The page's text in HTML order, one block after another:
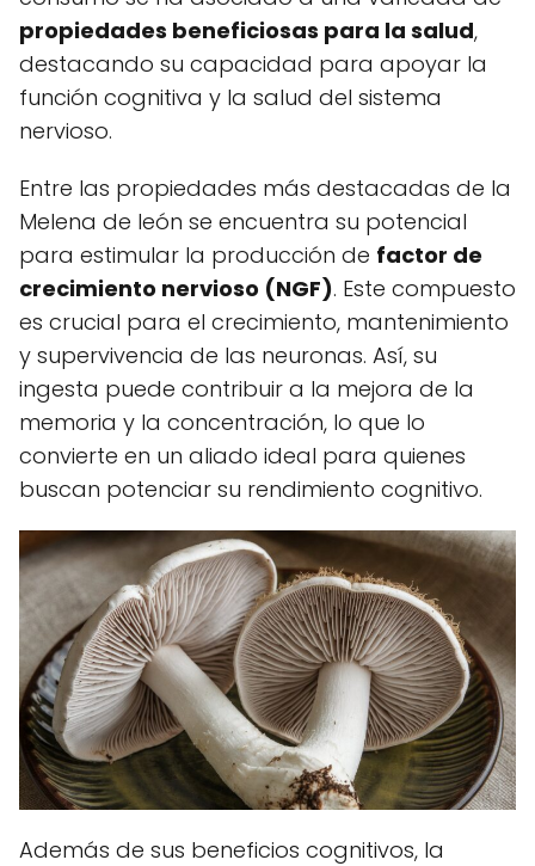
propiedades beneficiosas para la salud,
destacando su capacidad para apoyar la
función cognitiva y la salud del sistema
nervioso.
Entre las propiedades más destacadas de la
Melena de león se encuentra su potencial
para estimular la producción de factor de
crecimiento nervioso (NGF). Este compuesto
es crucial para el crecimiento, mantenimiento
y supervivencia de las neuronas. Así, su
ingesta puede contribuir a la mejora de la
memoria y la concentración, lo que lo
convierte en un aliado ideal para quienes
buscan potenciar su rendimiento cognitivo.
Además de sus beneficios cognitivos, la